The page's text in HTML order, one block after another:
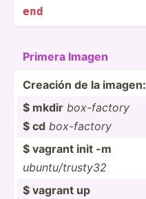
end
Primera Imagen
Creación de la imagen:
$ mkdir box-fa­ctory
$ cd box-fa­ctory
$ vagrant init -m
ubuntu­/tr­usty32
$ vagrant up